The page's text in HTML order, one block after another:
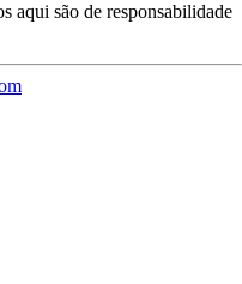
aqui são de responsabilidade